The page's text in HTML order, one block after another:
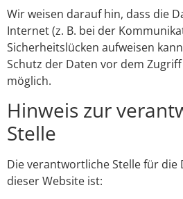
Wir weisen darauf hin, dass die
Internet (z. B. bei der
Sicherheitslücken aufweisen
Schutz der Daten vor dem
möglich.
Hinweis zur
Stelle
Die verantwortliche Stelle für
dieser Website ist: